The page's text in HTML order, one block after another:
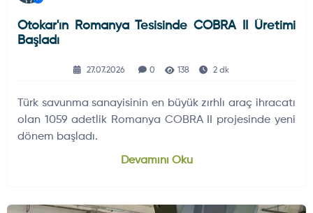
Otokar'ın Romanya Tesisinde COBRA II Üretimi
Başladı
27.07.2026 0 138 2 dk
Türk savunma sanayisinin en büyük zırhlı araç ihracatı
olan 1059 adetlik Romanya COBRA II projesinde yeni
dönem başladı.
Devamını Oku
Füze ve Roketler 226
Dünyadan Gelişmeler